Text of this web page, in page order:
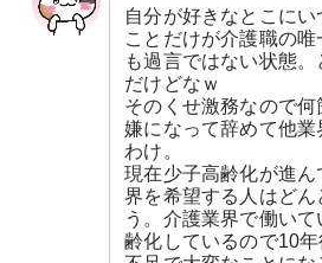
自分が好きなとこに
ことだけが介護職の
も過言ではない状態
だけどなｗ
そのくせ激務なので何
嫌になって辞めて他業
わけ。
現在少子高齢化が進ん
界を希望する人はどん
う。介護業界で働い
齢化しているので10